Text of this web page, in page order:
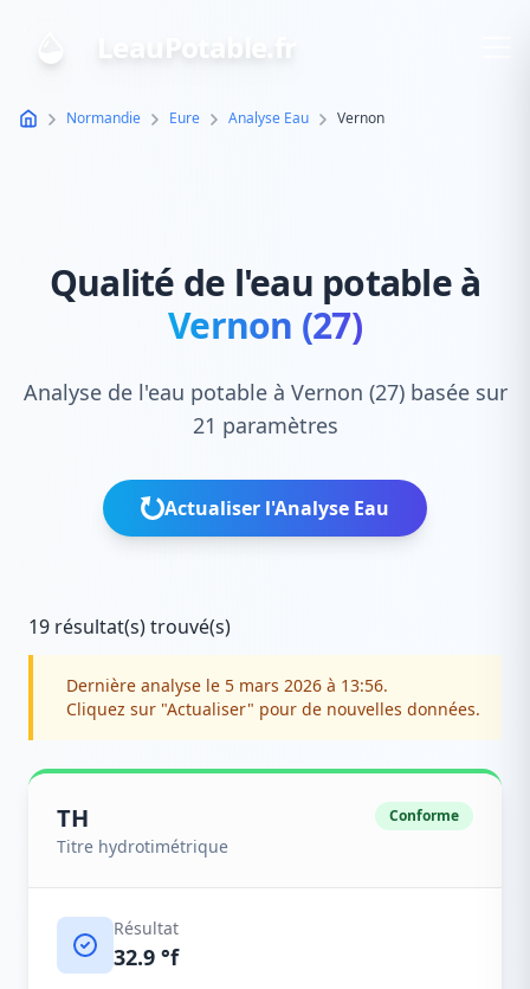
LeauPotable.fr
Normandie Eure Analyse Eau Vernon
Qualité de l'eau potable à
Vernon (27)
Analyse de l'eau potable à Vernon (27) basée sur
21 paramètres
Actualiser l'Analyse Eau
19 résultat(s) trouvé(s)
Dernière analyse le 5 mars 2026 à 13:56.
Cliquez sur "Actualiser" pour de nouvelles données.
TH
Titre hydrotimétrique
Conforme
Résultat
32.9 °f